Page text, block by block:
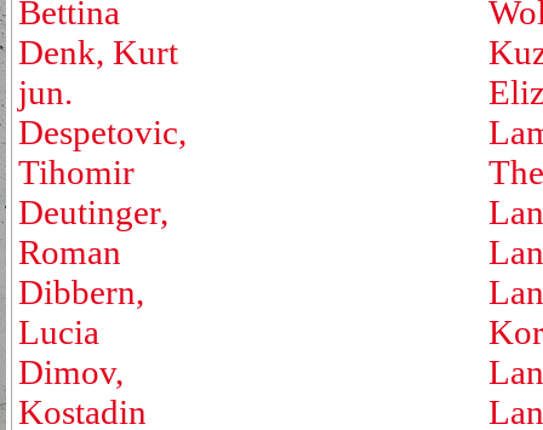
Bettina
Denk, Kurt
jun.
Despetovic,
Tihomir
Deutinger,
Roman
Dibbern,
Lucia
Dimov,
Kostadin